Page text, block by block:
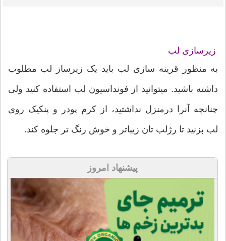
زیرسازی لب
به منظور قرینه سازی لب باید یک زیرساز لب مطلوب
داشته باشید. میتوانید از فونداسیون لب استفاده کنید ولی
چنانچه آنرا درمنزل نداشتید، از کرم پودر و پنکیک روی
لب بزنید تا رژلب تان زیباتر و خوش رنگ تر جلوه کند.
پیشنهاد امروز